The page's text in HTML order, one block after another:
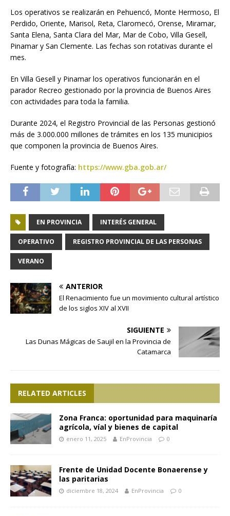
Los operativos se realizarán en Pehuencó, Monte Hermoso, El
Perdido, Oriente, Marisol, Reta, Claromecó, Orense, Miramar,
Santa Elena, Santa Clara del Mar, Mar de Cobo, Villa Gesell,
Pinamar y San Clemente. Las fechas son rotativas durante el
mes.
En Villa Gesell y Pinamar los operativos funcionarán en el
parador Recreo gestionado por la provincia de Buenos Aires
con actividades para toda la familia.
Durante 2024, el Registro Provincial de las Personas gestionó
más de 3.000.000 millones de trámites en los 135 municipios
que componen la provincia de Buenos Aires.
Fuente y fotografía: https://www.gba.gob.ar/
EN PROVINCIA INTERÉS GENERAL
OPERATIVO REGISTRO PROVINCIAL DE LAS PERSONAS
VERANO
ANTERIOR
El Renacimiento fue un movimiento cultural artístico
de los siglos XIV al XVII
SIGUIENTE
Las Dunas Mágicas de Saujil en la Provincia de
Catamarca
RELATED ARTICLES
Zona Franca: oportunidad para maquinaría
agrícola, víal y bienes de capital
enero 11, 2025 EnProvincia 0
Frente de Unidad Docente Bonaerense y
las paritarias
diciembre 18, 2024 EnProvincia 0